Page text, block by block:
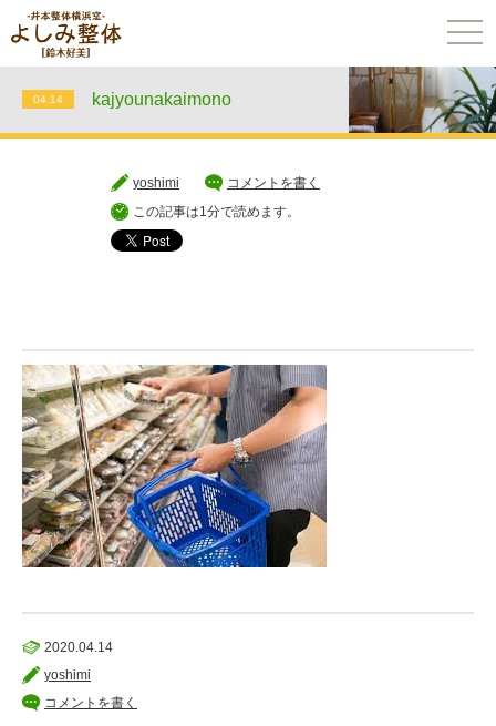
04.14 kajyounakaimono
yoshimi
コメントを書く
この記事は1分で読めます。
2020.04.14
yoshimi
コメントを書く